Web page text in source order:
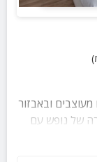
ובאבזור
של נופש עם
לזוגות,